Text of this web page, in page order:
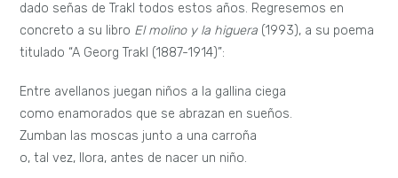
dado señas de Trakl todos estos años. Regresemos en
concreto a su libro El molino y la higuera (1993), a su poema
titulado “A Georg Trakl (1887-1914)”:
Entre avellanos juegan niños a la gallina ciega
como enamorados que se abrazan en sueños.
Zumban las moscas junto a una carroña
o, tal vez, llora, antes de nacer un niño.